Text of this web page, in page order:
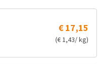
€ 17,15
(€ 1,43/ kg)